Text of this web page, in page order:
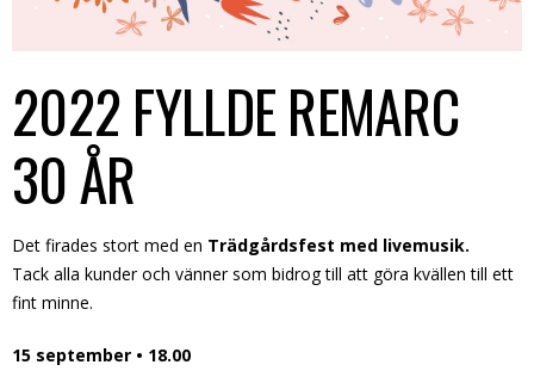
2022 FYLLDE REMARC
30 ÅR
Det firades stort med en Trädgårdsfest med livemusik.
Tack alla kunder och vänner som bidrog till att göra kvällen till ett
fint minne.
15 september • 18.00